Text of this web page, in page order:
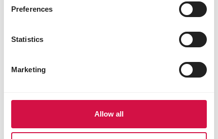
Preferences
Statistics
Marketing
Allow all
gelukkig dier. Én door een gezonde levensstijl
te promoten waarbij bewegen essentieel is.
levensstijl en voeding en kan helpen om deze
Gedeelde passie voor dieren
: we zijn verenigd
door onze liefde en toewijding aan dieren: met
ontwikkelen van gespecialiseerde
dierenvoeding- en verzorging. En Febe Jooris'
kat Milou en kanaries Jules & Jos